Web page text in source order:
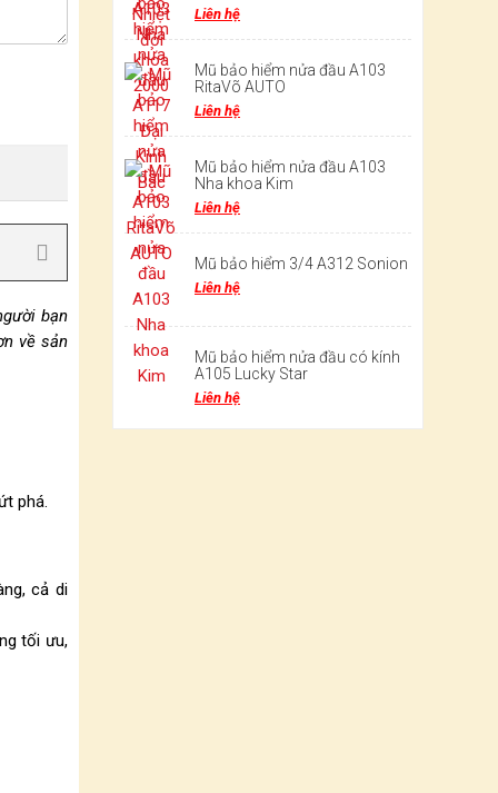
bạn
về sản
phá.
cả di
tối ưu,
Liên hệ
Mũ bảo hiểm nửa đầu A103
RitaVõ AUTO
Liên hệ
Mũ bảo hiểm nửa đầu A103
Nha khoa Kim
Liên hệ
Mũ bảo hiểm 3/4 A312 Sonion
Liên hệ
Mũ bảo hiểm nửa đầu có kính
A105 Lucky Star
Liên hệ